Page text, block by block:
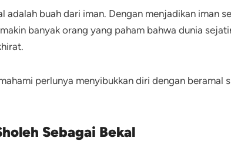
adalah buah dari iman. Dengan menjadikan iman
banyak orang yang paham bahwa dunia
perlunya menyibukkan diri dengan beramal
Sebagai Bekal